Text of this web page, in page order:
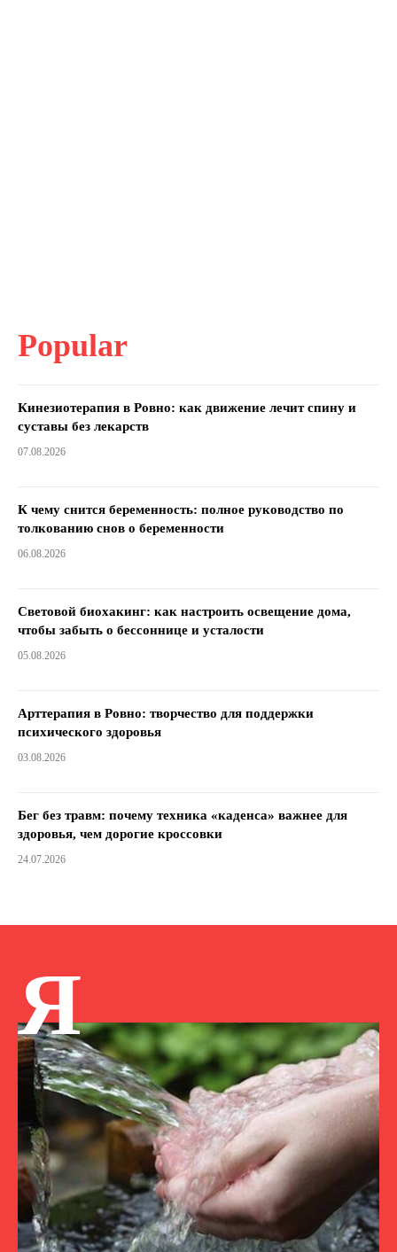
Popular
Кинезиотерапия в Ровно: как движение лечит спину и
суставы без лекарств
07.08.2026
К чему снится беременность: полное руководство по
толкованию снов о беременности
06.08.2026
Световой биохакинг: как настроить освещение дома,
чтобы забыть о бессоннице и усталости
05.08.2026
Арттерапия в Ровно: творчество для поддержки
психического здоровья
03.08.2026
Бег без травм: почему техника «каденса» важнее для
здоровья, чем дорогие кроссовки
24.07.2026
Я